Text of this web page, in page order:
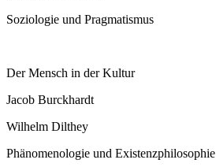
Soziologie und Pragmatismus
Der Mensch in der Kultur
Jacob Burckhardt
Wilhelm Dilthey
Phänomenologie und Existenzphilosophie